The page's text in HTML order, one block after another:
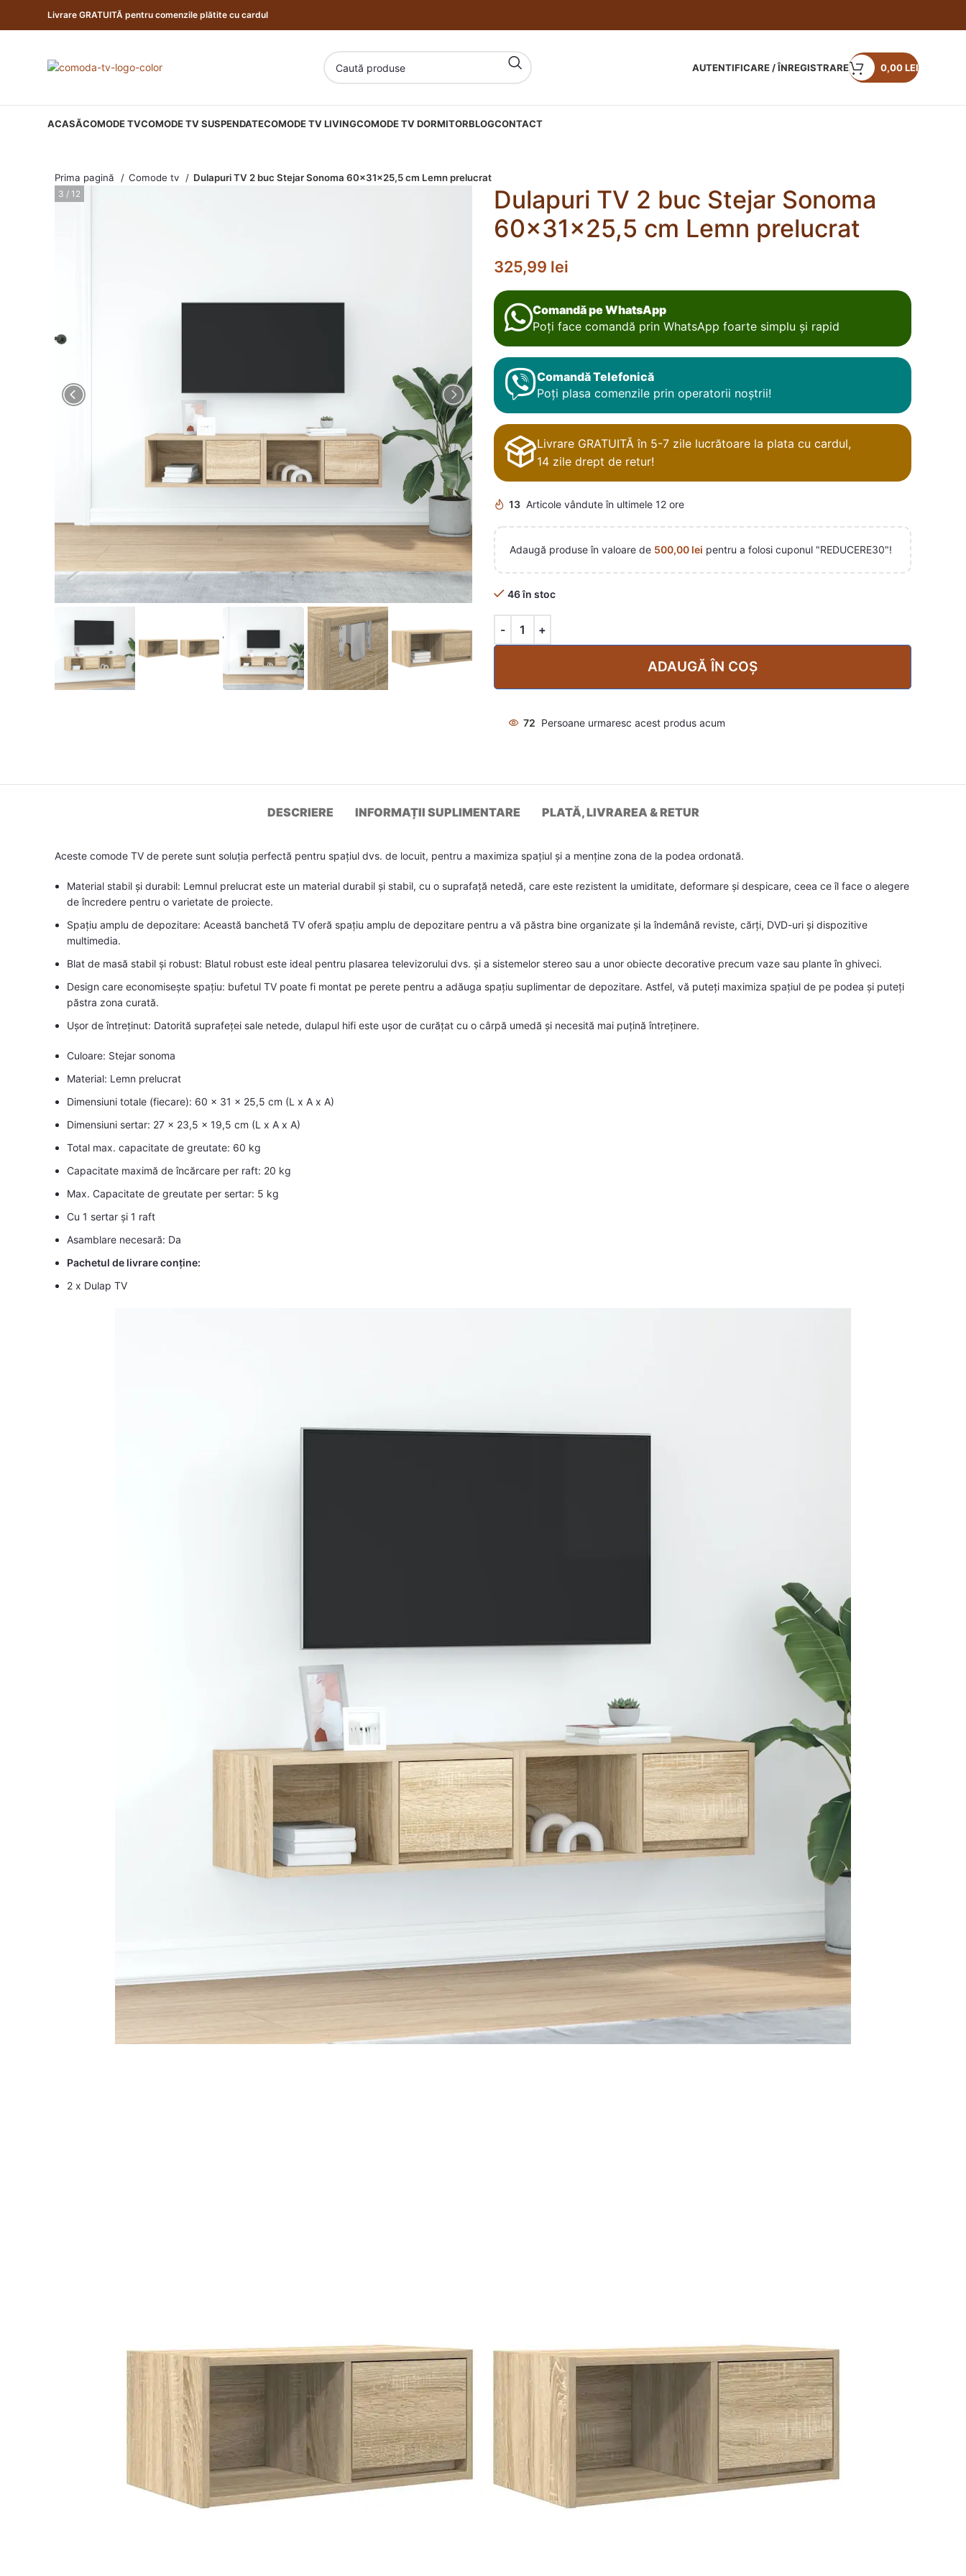
Livrare GRATUITĂ pentru comenzile plătite cu cardul
AUTENTIFICARE / ÎNREGISTRARE 0,00LEI
ACASĂCOMODE TVCOMODE TV SUSPENDATECOMODE TV LIVINGCOMODE TV DORMITORBLOGCONTACT
Prima pagină Comode tv Dulapuri TV 2 buc Stejar Sonoma 60x31x25,5 cm Lemn prelucrat
4 / 12
Dulapuri TV 2 buc Stejar Sonoma
60x31x25,5 cm Lemn prelucrat
325,99 lei
Comandă pe WhatsApp
Poți face comandă prin WhatsApp foarte simplu și rapid
Comandă Telefonică
Poți plasa comenzile prin operatorii noștrii!
Livrare GRATUITĂ în 5-7 zile lucrătoare la plata cu cardul,
14 zile drept de retur!
13 Articole vândute în ultimele 12 ore
Adaugă produse în valoare de 500,00 lei pentru a folosi cuponul "REDUCERE30"!
46 în stoc
ADAUGĂ ÎN COȘ
72 Persoane urmaresc acest produs acum
DESCRIERE INFORMAȚII SUPLIMENTARE PLATĂ, LIVRAREA & RETUR
Aceste comode TV de perete sunt soluția perfectă pentru spațiul dvs. de locuit, pentru a maximiza spațiul și a menține zona de la podea ordonată.
Material stabil și durabil: Lemnul prelucrat este un material durabil și stabil, cu o suprafață netedă, care este rezistent la umiditate, deformare și despicare, ceea ce îl face o alegere
de încredere pentru o varietate de proiecte.
Spațiu amplu de depozitare: Această banchetă TV oferă spațiu amplu de depozitare pentru a vă păstra bine organizate și la îndemână reviste, cărți, DVD-uri și dispozitive
multimedia.
Blat de masă stabil și robust: Blatul robust este ideal pentru plasarea televizorului dvs. și a sistemelor stereo sau a unor obiecte decorative precum vaze sau plante în ghiveci.
Design care economisește spațiu: bufetul TV poate fi montat pe perete pentru a adăuga spațiu suplimentar de depozitare. Astfel, vă puteți maximiza spațiul de pe podea și puteți
păstra zona curată.
Ușor de întreținut: Datorită suprafeței sale netede, dulapul hifi este ușor de curățat cu o cârpă umedă și necesită mai puțină întreținere.
Culoare: Stejar sonoma
Material: Lemn prelucrat
Dimensiuni totale (fiecare): 60 x 31 x 25,5 cm (L x A x A)
Dimensiuni sertar: 27 x 23,5 x 19,5 cm (L x A x A)
Total max. capacitate de greutate: 60 kg
Capacitate maximă de încărcare per raft: 20 kg
Max. Capacitate de greutate per sertar: 5 kg
Cu 1 sertar și 1 raft
Asamblare necesară: Da
Pachetul de livrare conține:
2 x Dulap TV